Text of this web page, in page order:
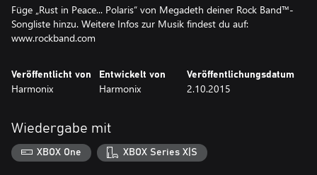
Füge „Rust in Peace... Polaris“ von Megadeth deiner Rock Band™-
Songliste hinzu. Weitere Infos zur Musik findest du auf:
www.rockband.com
Veröffentlicht von
Harmonix
Entwickelt von
Harmonix
Veröffentlichungsdatum
2.10.2015
Wiedergabe mit
XBOX One XBOX Series X|S